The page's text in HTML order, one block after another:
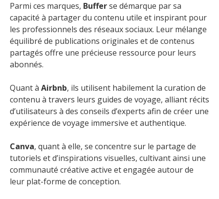
Parmi ces marques, Bufferse démarque par sa
capacité à partager du contenu utile et inspirant pour
les professionnels des réseaux sociaux. Leur mélange
équilibré de publications originales et de contenus
partagés offre une précieuse ressource pour leurs
abonnés.
Quant à Airbnb, ils utilisent habilement la curation de
contenu à travers leurs guides de voyage, alliant récits
d’utilisateurs à des conseils d’experts afin de créer une
expérience de voyage immersive et authentique.
Canva, quant à elle, se concentre sur le partage de
tutoriels et d’inspirations visuelles, cultivant ainsi une
communauté créative active et engagée autour de
leur plat-forme de conception.